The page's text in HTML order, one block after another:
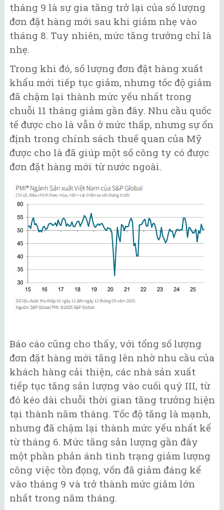
tháng 9 là sự gia tăng trở lại của số lượng
đơn đặt hàng mới sau khi giảm nhẹ vào
tháng 8. Tuy nhiên, mức tăng trưởng chỉ là
nhẹ.
Trong khi đó, số lượng đơn đặt hàng xuất
khẩu mới tiếp tục giảm, nhưng tốc độ giảm
đã chậm lại thành mức yếu nhất trong
chuỗi 11 tháng giảm gần đây. Nhu cầu quốc
tế được cho là vẫn ở mức thấp, nhưng sự ổn
định trong chính sách thuế quan của Mỹ
được cho là đã giúp một số công ty có được
đơn đặt hàng mới từ nước ngoài.
Báo cáo cũng cho thấy, với tổng số lượng
đơn đặt hàng mới tăng lên nhờ nhu cầu của
khách hàng cải thiện, các nhà sản xuất
tiếp tục tăng sản lượng vào cuối quý III, từ
đó kéo dài chuỗi thời gian tăng trưởng hiện
tại thành năm tháng. Tốc độ tăng là mạnh,
nhưng đã chậm lại thành mức yếu nhất kể
từ tháng 6. Mức tăng sản lượng gần đây
một phần phản ánh tình trạng giảm lượng
công việc tồn đọng, vốn đã giảm đáng kể
vào tháng 9 và trở thành mức giảm lớn
nhất trong năm tháng.